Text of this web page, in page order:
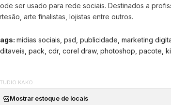
ser usado para rede sociais. Destinados a
arte finalistas, lojistas entre outros.
midias sociais, psd, publicidade, marketing
pack, cdr, corel draw, photoshop, pacote,
KAKO
Mostrar estoque de locais